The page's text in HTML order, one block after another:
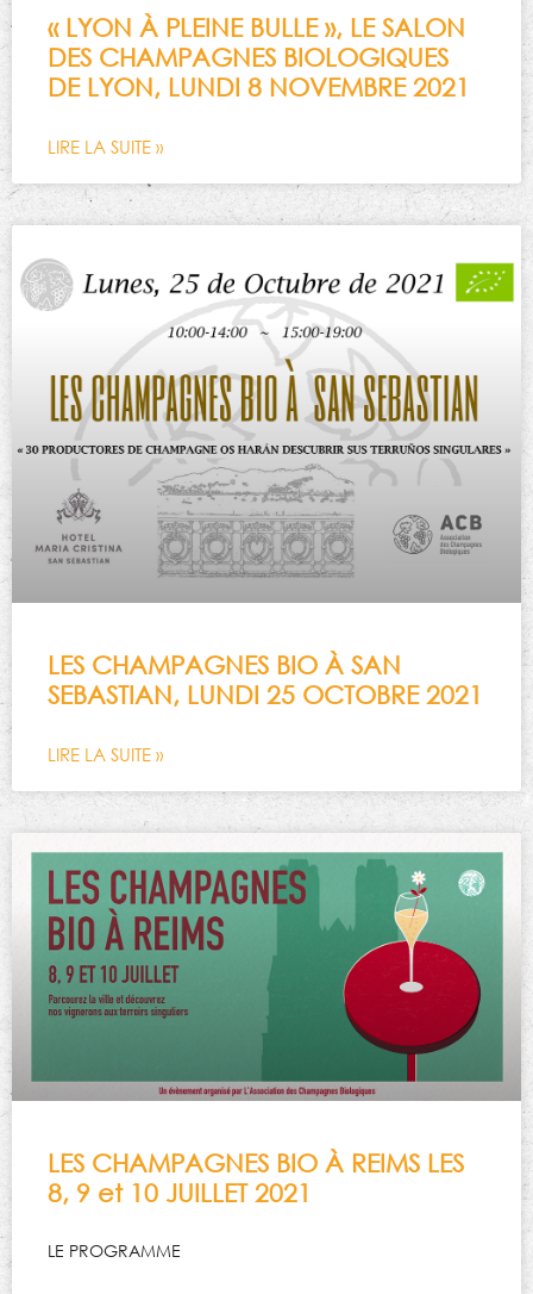
« LYON À PLEINE BULLE », LE SALON
DES CHAMPAGNES BIOLOGIQUES
DE LYON, LUNDI 8 NOVEMBRE 2021
LIRE LA SUITE »
LES CHAMPAGNES BIO À SAN
SEBASTIAN, LUNDI 25 OCTOBRE 2021
LIRE LA SUITE »
LES CHAMPAGNES BIO À REIMS LES
8, 9 et 10 JUILLET 2021
LE PROGRAMME